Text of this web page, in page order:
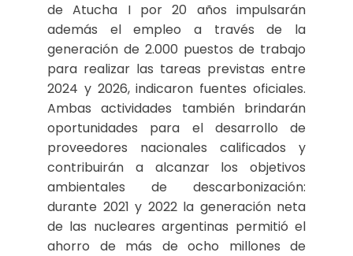
de Atucha I por 20 años impulsarán
además el empleo a través de la
generación de 2.000 puestos de trabajo
para realizar las tareas previstas entre
2024 y 2026, indicaron fuentes oficiales.
Ambas actividades también brindarán
oportunidades para el desarrollo de
proveedores nacionales calificados y
contribuirán a alcanzar los objetivos
ambientales de descarbonización:
durante 2021 y 2022 la generación neta
de las nucleares argentinas permitió el
ahorro de más de ocho millones de